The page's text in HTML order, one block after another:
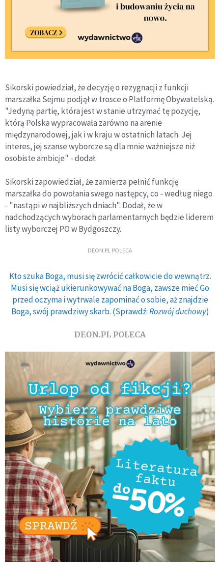
Sikorski powiedział, że decyzję o rezygnacji z funkcji
marszałka Sejmu podjął w trosce o Platformę Obywatelską.
"Jedyną partię, która jest w stanie utrzymać tę pozycję,
którą Polska wypracowała zarówno na arenie
międzynarodowej, jak i w kraju w ostatnich latach. Jej
interes, jej szanse wyborcze są dla mnie ważniejsze niż
osobiste ambicje" - dodał.
Sikorski zapowiedział, że zamierza pełnić funkcję
marszałka do powołania swego następcy, co - według niego
- "nastąpi w najbliższych dniach". Dodał, że w
nadchodzących wyborach parlamentarnych będzie liderem
listy wyborczej PO w Bydgoszczy.
DEON.PL POLECA
Kto szuka Boga, musi się zwrócić całkowicie do wewnątrz.
Musi się wciąż ukierunkowywać na Boga, zawsze mieć Go
przed oczyma i wytrwale zapominać o sobie, aż znajdzie
Boga, swój prawdziwy skarb. (Sprawdź:Rozwój duchowy)
DEON.PL POLECA